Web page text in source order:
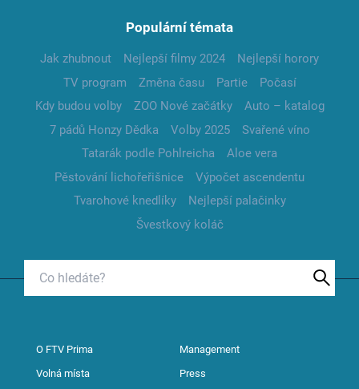
Populární témata
Jak zhubnout Nejlepší filmy 2024
Nejlepší horory
TV program
Změna času Partie
Počasí
Kdy budou volby
ZOO Nové začátky
Auto – katalog
7 pádů Honzy Dědka
Volby 2025
Svařené víno
Tatarák podle Pohlreicha
Aloe vera
Pěstování lichořeřišnice
Výpočet ascendentu
Tvarohové knedlíky
Nejlepší palačinky
Švestkový koláč
O FTV Prima Management
Volná místa Press